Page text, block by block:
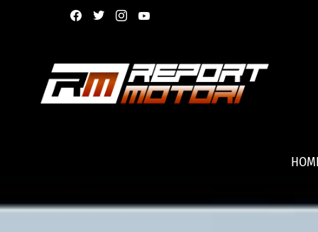
facebooktwitterinstagram